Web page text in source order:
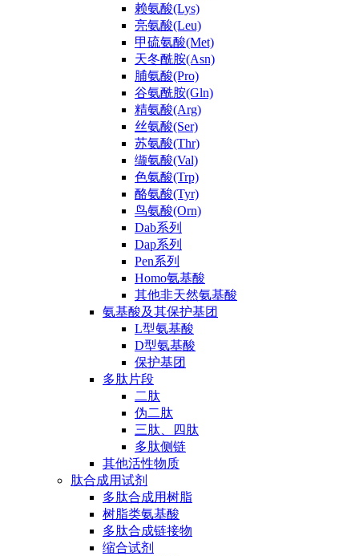
赖氨酸(Lys)
亮氨酸(Leu)
甲硫氨酸(Met)
天冬酰胺(Asn)
脯氨酸(Pro)
谷氨酰胺(Gln)
精氨酸(Arg)
丝氨酸(Ser)
苏氨酸(Thr)
缬氨酸(Val)
色氨酸(Trp)
酪氨酸(Tyr)
鸟氨酸(Orn)
Dab系列
Dap系列
Pen系列
Homo氨基酸
其他非天然氨基酸
氨基酸及其保护基团
L型氨基酸
D型氨基酸
保护基团
多肽片段
二肽
伪二肽
三肽、四肽
多肽侧链
其他活性物质
肽合成用试剂
多肽合成用树脂
树脂类氨基酸
多肽合成链接物
缩合试剂